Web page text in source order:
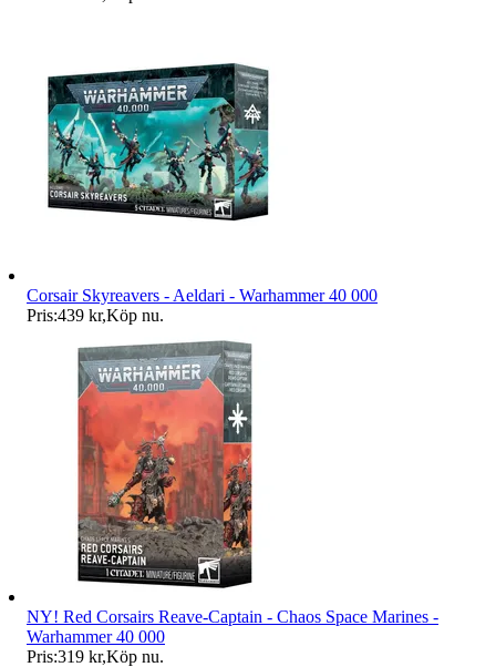
Corsair Skyreavers - Aeldari - Warhammer 40 000
Pris:439 kr,Köp nu.
NY! Red Corsairs Reave-Captain - Chaos Space Marines -
Warhammer 40 000
Pris:319 kr,Köp nu.